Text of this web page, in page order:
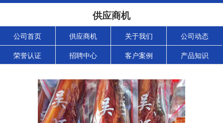
供应商机
公司首页 供应商机 关于我们 公司动态
荣誉认证 招聘中心 客户案例 产品知识